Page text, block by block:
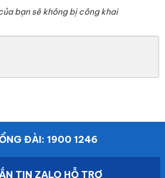
bạn sẽ không bị công khai
ĐÀI: 1900 1246
TIN ZALO HỖ TRỢ